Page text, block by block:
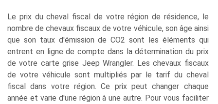
Le prix du cheval fiscal de votre région de résidence, le
nombre de chevaux fiscaux de votre véhicule, son âge ainsi
que son taux d'émission de CO2 sont les éléments qui
entrent en ligne de compte dans la détermination du prix
de votre carte grise Jeep Wrangler. Les chevaux fiscaux
de votre véhicule sont multipliés par le tarif du cheval
fiscal dans votre région. Ce prix peut changer chaque
année et varie d'une région à une autre. Pour vous faciliter